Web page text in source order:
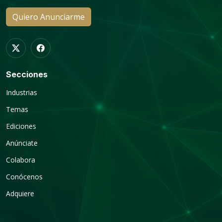
Quiero Anunciarme
Secciones
Industrias
Temas
Ediciones
Anúnciate
Colabora
Conócenos
Adquiere